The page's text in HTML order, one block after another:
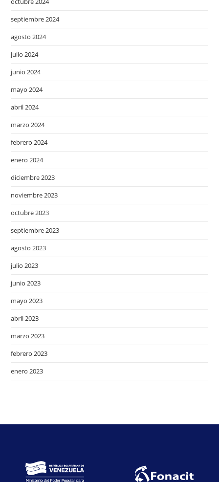
septiembre 2024
agosto 2024
julio 2024
junio 2024
mayo 2024
abril 2024
marzo 2024
febrero 2024
enero 2024
diciembre 2023
noviembre 2023
octubre 2023
septiembre 2023
agosto 2023
julio 2023
junio 2023
mayo 2023
abril 2023
marzo 2023
febrero 2023
enero 2023